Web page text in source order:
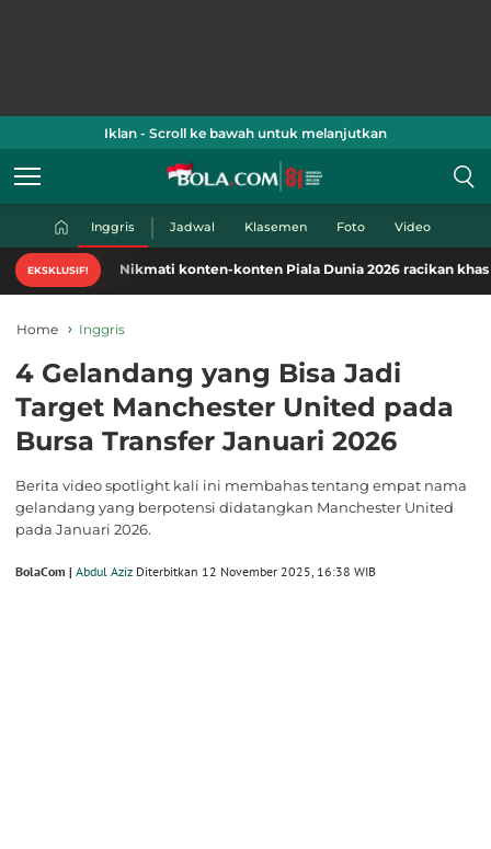
Iklan - Scroll ke bawah untuk melanjutkan
Inggris Jadwal Klasemen Foto Video
EKSKLUSIF!Nikmati konten-konten Piala Dunia 2026 racikan khas
Home Inggris
4 Gelandang yang Bisa Jadi
Target Manchester United pada
Bursa Transfer Januari 2026
Berita video spotlight kali ini membahas tentang empat nama
gelandang yang berpotensi didatangkan Manchester United
pada Januari 2026.
BolaCom | Abdul Aziz Diterbitkan 12 November 2025, 16:38 WIB